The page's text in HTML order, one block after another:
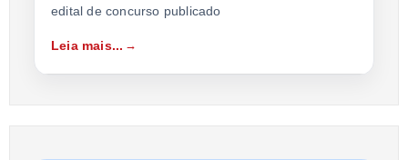
edital de concurso publicado
Leia mais...